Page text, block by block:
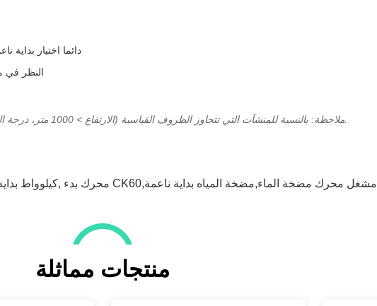
دائما اختيار بداية
النظر في
ملاحظة: بالنسبة للمنشآت التي تتجاوز الظروف القياسية (الارتفاع > 1000 متر، درجة الحرارة > 40 درجة مئوية، وما إلى ذلك) ، يجب تطبيق تخفيض مناسب.
132 كيلوواط بداية ناعمة,15 كيلوواط بداية, محرك بدء CK60,مشغل محرك مضخة الماء,مضخة المياه بداية ناعمة
منتجات مماثلة